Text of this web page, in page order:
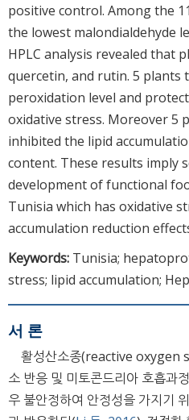
positive control. Among the
the lowest malondialdehyde
HPLC analysis revealed that
quercetin, and rutin. 5
peroxidation level and
oxidative stress. Moreover 5
inhibited the lipid
content. These results imply
development of functional
Tunisia which has oxidative
accumulation reduction
Keywords: Tunisia;
stress; lipid accumulation;
서 론
활성산소종(reactive oxygen
소 반응 및 미토콘드리아 호흡과
우 불안정하여 안정성을 가지기